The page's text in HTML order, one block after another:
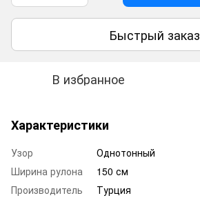
Быстрый заказ
В избранное
Характеристики
Узор
Однотонный
Ширина рулона
150 см
Производитель
Турция